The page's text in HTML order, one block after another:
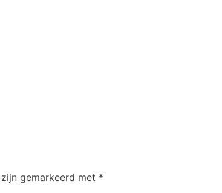
gemarkeerd met *